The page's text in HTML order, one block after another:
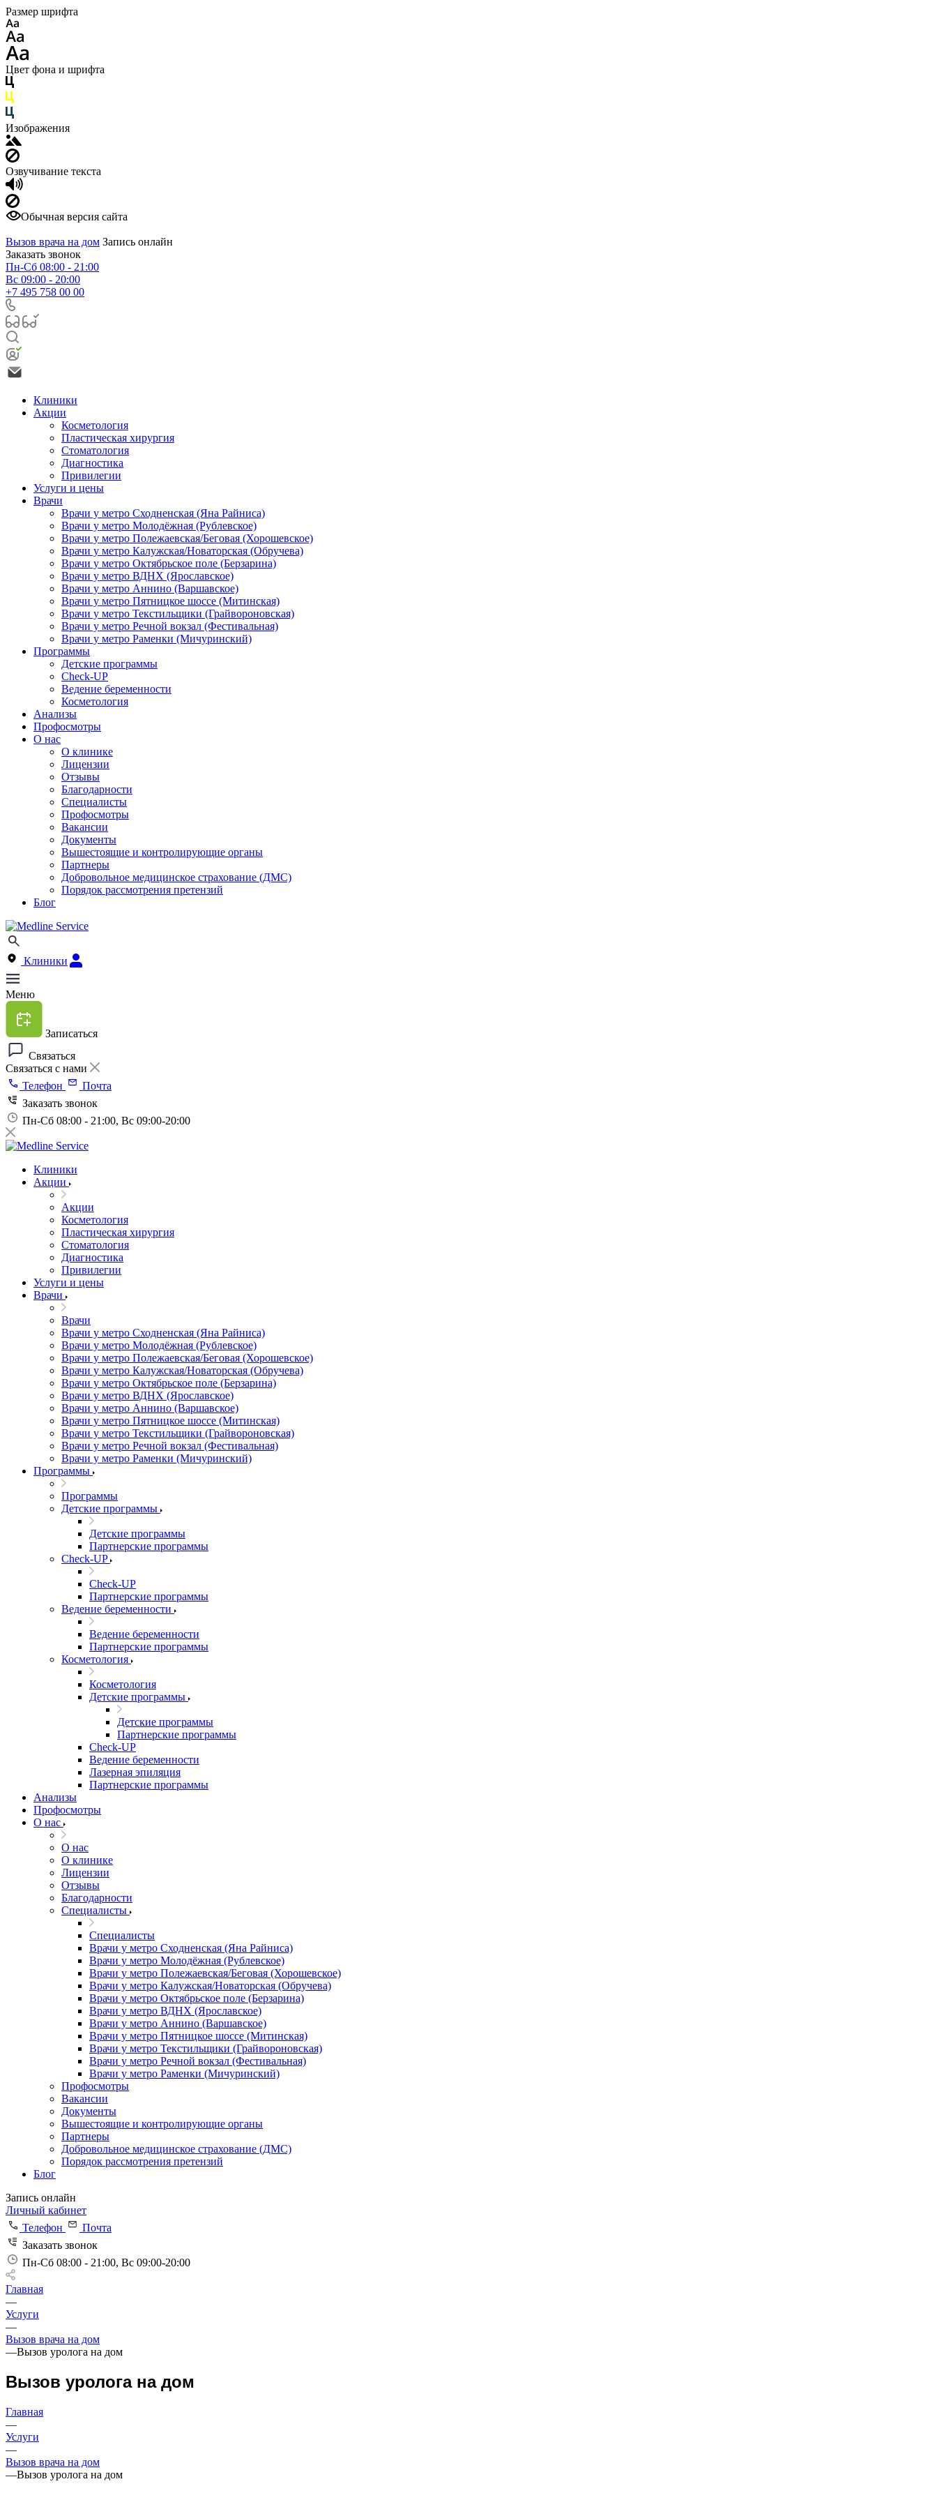
Размер шрифта
Цвет фона и шрифта
Изображения
Озвучивание текста
Обычная версия сайта
Вызов врача на дом Запись онлайн
Заказать звонок
Пн-Сб 08:00 - 21:00
Вс 09:00 - 20:00
+7 495 758 00 00
Клиники
Акции
Косметология
Пластическая хирургия
Стоматология
Диагностика
Привилегии
Услуги и цены
Врачи
Врачи у метро Сходненская (Яна Райниса)
Врачи у метро Молодёжная (Рублевское)
Врачи у метро Полежаевская/Беговая (Хорошевское)
Врачи у метро Калужская/Новаторская (Обручева)
Врачи у метро Октябрьское поле (Берзарина)
Врачи у метро ВДНХ (Ярославское)
Врачи у метро Аннино (Варшавское)
Врачи у метро Пятницкое шоссе (Митинская)
Врачи у метро Текстильщики (Грайвороновская)
Врачи у метро Речной вокзал (Фестивальная)
Врачи у метро Раменки (Мичуринский)
Программы
Детские программы
Check-UP
Ведение беременности
Косметология
Анализы
Профосмотры
О нас
О клинике
Лицензии
Отзывы
Благодарности
Специалисты
Профосмотры
Вакансии
Документы
Вышестоящие и контролирующие органы
Партнеры
Добровольное медицинское страхование (ДМС)
Порядок рассмотрения претензий
Блог
Клиники
Меню
Записаться
Связаться
Связаться с нами
Телефон
Почта
Заказать звонок
Пн-Сб 08:00 - 21:00, Вс 09:00-20:00
Клиники
Акции
Акции
Косметология
Пластическая хирургия
Стоматология
Диагностика
Привилегии
Услуги и цены
Врачи
Врачи
Врачи у метро Сходненская (Яна Райниса)
Врачи у метро Молодёжная (Рублевское)
Врачи у метро Полежаевская/Беговая (Хорошевское)
Врачи у метро Калужская/Новаторская (Обручева)
Врачи у метро Октябрьское поле (Берзарина)
Врачи у метро ВДНХ (Ярославское)
Врачи у метро Аннино (Варшавское)
Врачи у метро Пятницкое шоссе (Митинская)
Врачи у метро Текстильщики (Грайвороновская)
Врачи у метро Речной вокзал (Фестивальная)
Врачи у метро Раменки (Мичуринский)
Программы
Программы
Детские программы
Детские программы
Партнерские программы
Check-UP
Check-UP
Партнерские программы
Ведение беременности
Ведение беременности
Партнерские программы
Косметология
Косметология
Детские программы
Детские программы
Партнерские программы
Check-UP
Ведение беременности
Лазерная эпиляция
Партнерские программы
Анализы
Профосмотры
О нас
О нас
О клинике
Лицензии
Отзывы
Благодарности
Специалисты
Специалисты
Врачи у метро Сходненская (Яна Райниса)
Врачи у метро Молодёжная (Рублевское)
Врачи у метро Полежаевская/Беговая (Хорошевское)
Врачи у метро Калужская/Новаторская (Обручева)
Врачи у метро Октябрьское поле (Берзарина)
Врачи у метро ВДНХ (Ярославское)
Врачи у метро Аннино (Варшавское)
Врачи у метро Пятницкое шоссе (Митинская)
Врачи у метро Текстильщики (Грайвороновская)
Врачи у метро Речной вокзал (Фестивальная)
Врачи у метро Раменки (Мичуринский)
Профосмотры
Вакансии
Документы
Вышестоящие и контролирующие органы
Партнеры
Добровольное медицинское страхование (ДМС)
Порядок рассмотрения претензий
Блог
Запись онлайн
Личный кабинет
Телефон
Почта
Заказать звонок
Пн-Сб 08:00 - 21:00, Вс 09:00-20:00
Главная
—
Услуги
—
Вызов врача на дом
—Вызов уролога на дом
Вызов уролога на дом
Главная
—
Услуги
—
Вызов врача на дом
—Вызов уролога на дом